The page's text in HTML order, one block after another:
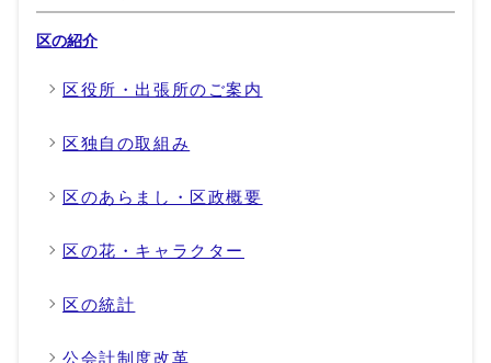
区の紹介
区役所・出張所のご案内
区独自の取組み
区のあらまし・区政概要
区の花・キャラクター
区の統計
公会計制度改革